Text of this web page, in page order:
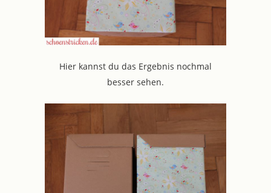
Hier kannst du das Ergebnis nochmal
besser sehen.